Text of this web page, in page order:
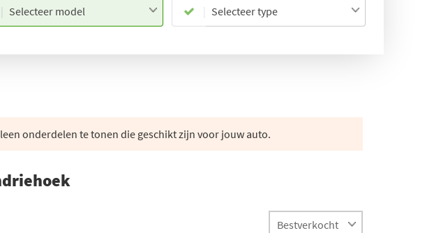
Selecteer model Selecteer type
onderdelen te tonen die geschikt zijn voor jouw auto.